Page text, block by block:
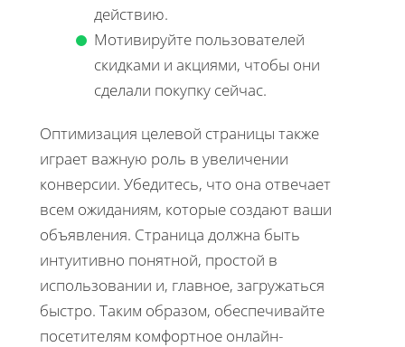
действию.
Мотивируйте пользователей
скидками и акциями, чтобы они
сделали покупку сейчас.
Оптимизация целевой страницы также
играет важную роль в увеличении
конверсии. Убедитесь, что она отвечает
всем ожиданиям, которые создают ваши
объявления. Страница должна быть
интуитивно понятной, простой в
использовании и, главное, загружаться
быстро. Таким образом, обеспечивайте
посетителям комфортное онлайн-